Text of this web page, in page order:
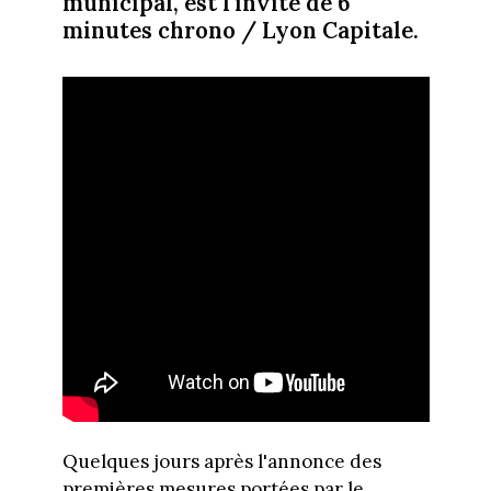
minutes chrono / Lyon Capitale.
Quelques jours après l'annonce des